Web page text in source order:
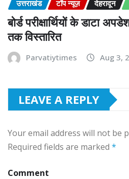
उत्तराखंड टॉप न्यूज़ देहरादून
बोर्ड परीक्षार्थियों के डाटा
तक विस्तारित
Parvatiytimes Aug 3,
LEAVE A REPLY
Your email address will not be
Required fields are marked *
Comment